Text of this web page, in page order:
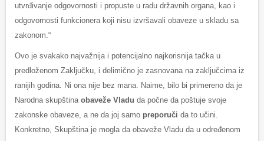
utvrđivanje odgovornosti i propuste u radu državnih organa, kao i
odgovornosti funkcionera koji nisu izvršavali obaveze u skladu sa
zakonom.“
Ovo je svakako najvažnija i potencijalno najkorisnija tačka u
predloženom Zaključku, i delimično je zasnovana na zaključcima iz
ranijih godina. Ni ona nije bez mana. Naime, bilo bi primereno da je
Narodna skupština obaveže Vladu da počne da poštuje svoje
zakonske obaveze, a ne da joj samo preporuči da to učini.
Konkretno, Skupština je mogla da obaveže Vladu da u određenom